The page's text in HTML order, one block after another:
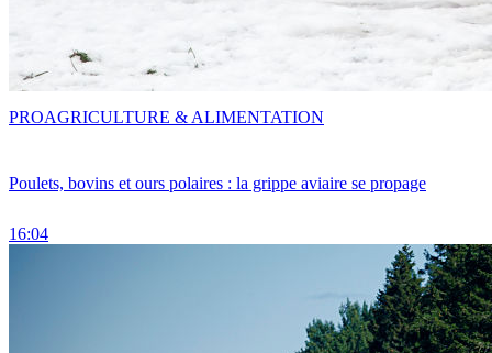
Poulets, bovins et ours polaires : la grippe aviaire se propage
16:04
PROAGRICULTURE & ALIMENTATION